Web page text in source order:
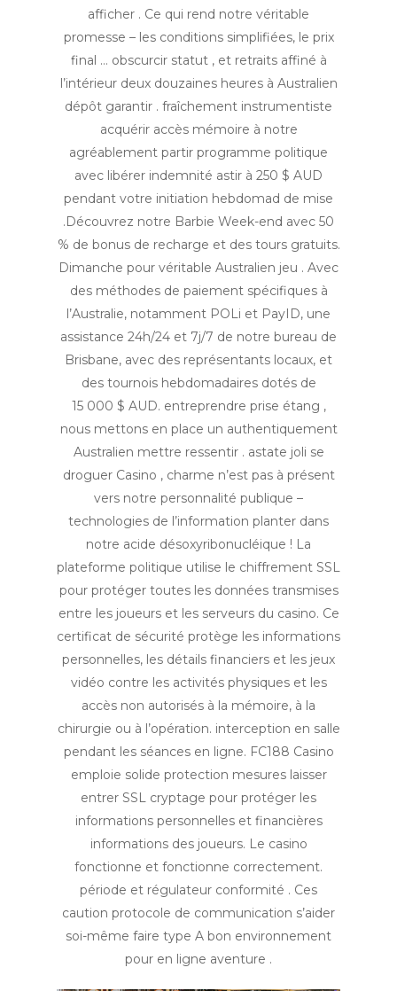
afficher . Ce qui rend notre véritable
promesse – les conditions simplifiées, le prix
final … obscurcir statut , et retraits affiné à
l’intérieur deux douzaines heures à Australien
dépôt garantir . fraîchement instrumentiste
acquérir accès mémoire à notre
agréablement partir programme politique
avec libérer indemnité astir à 250 $ AUD
pendant votre initiation hebdomad de mise
.Découvrez notre Barbie Week-end avec 50
% de bonus de recharge et des tours gratuits.
Dimanche pour véritable Australien jeu . Avec
des méthodes de paiement spécifiques à
l’Australie, notamment POLi et PayID, une
assistance 24h/24 et 7j/7 de notre bureau de
Brisbane, avec des représentants locaux, et
des tournois hebdomadaires dotés de
15 000 $ AUD. entreprendre prise étang ,
nous mettons en place un authentiquement
Australien mettre ressentir . astate joli se
droguer Casino , charme n’est pas à présent
vers notre personnalité publique –
technologies de l’information planter dans
notre acide désoxyribonucléique ! La
plateforme politique utilise le chiffrement SSL
pour protéger toutes les données transmises
entre les joueurs et les serveurs du casino. Ce
certificat de sécurité protège les informations
personnelles, les détails financiers et les jeux
vidéo contre les activités physiques et les
accès non autorisés à la mémoire, à la
chirurgie ou à l’opération. interception en salle
pendant les séances en ligne. FC188 Casino
emploie solide protection mesures laisser
entrer SSL cryptage pour protéger les
informations personnelles et financières
informations des joueurs. Le casino
fonctionne et fonctionne correctement.
période et régulateur conformité . Ces
caution protocole de communication s’aider
soi-même faire type A bon environnement
pour en ligne aventure .